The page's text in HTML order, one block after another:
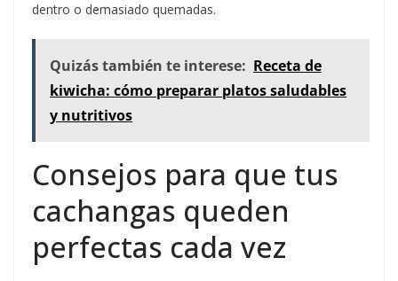
dentro o demasiado quemadas.
Quizás también te interese: Receta de
kiwicha: cómo preparar platos saludables
y nutritivos
Consejos para que tus
cachangas queden
perfectas cada vez